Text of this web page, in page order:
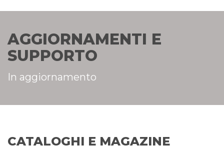
AGGIORNAMENTI E
SUPPORTO
In aggiornamento
CATALOGHI E MAGAZINE